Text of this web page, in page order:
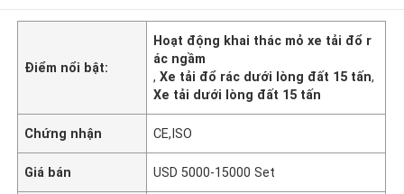
Điểm nổi bật:
Hoạt động khai thác mỏ xe tải đổ r
ác ngầm
,Xe tải đổ rác dưới lòng đất 15 tấn,
Xe tải dưới lòng đất 15 tấn
Chứng nhận CE,ISO
Giá bán USD 5000-15000 Set